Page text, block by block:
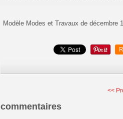
Modèle Modes et Travaux de décembre
<<
commentaires